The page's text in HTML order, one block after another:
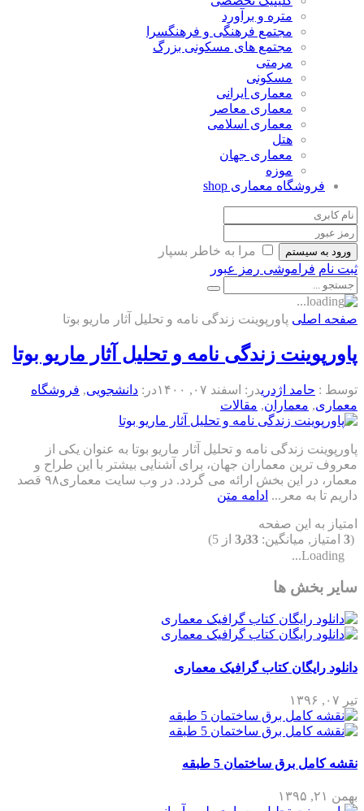
متره و برآورد
مجتمع فرهنگی و فرهنگسرا
مجتمع های مسکونی بزرگ
مرمتی
مسکونی
معماری ایرانی
معماری معاصر
معماری اسلامی
هتل
معماری جهان
موزه
فروشگاه معماری shop
ورود به سیستم
مرا به خاطر بسپار
ثبت نام فراموشی رمز عبور
صفحه اصلی پاورپوینت زندگی نامه و تحلیل آثار ماریو بوتا
پاورپوینت زندگی نامه و تحلیل آثار ماریو بوتا
توسط : حامد اژدریدر: اسفند ۰۷, ۱۴۰۰ در: دانشجویی, فروشگاه
معماری, معماران, مقالات
پاورپوینت زندگی نامه و تحلیل آثار ماریو بوتا به عنوان یکی از
معروف ترین معماران جهان، برای آشنایی بیشتر با این طراح و
معمار، در این بخش ارائه می گردد. در وب سایت معماری۹۸ قصد
داریم تا به معر... ادامه متن
امتیاز به این صفحه
(
3 امتیاز, میانگین: 3٫33 از 5)
Loading...
سایر بخش ها
دانلود رایگان کتاب گرافیک معماری
تیر ۰۷, ۱۳۹۶
نقشه کامل برق ساختمان 5 طبقه
بهمن ۲۱, ۱۳۹۵